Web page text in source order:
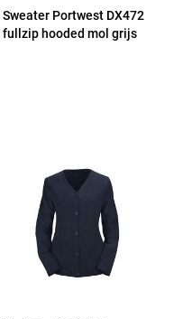
Sweater Portwest DX472
fullzip hooded mol grijs